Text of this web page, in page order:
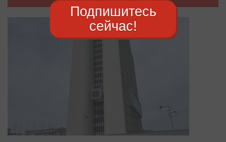
Подпишитесь
сейчас!